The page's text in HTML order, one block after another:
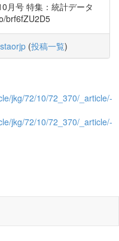
月号 特集：統計データ
brf6fZU2D5
(投稿一覧)
jkg/72/10/72_370/_article/-
jkg/72/10/72_370/_article/-